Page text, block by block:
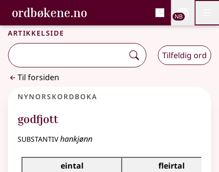
Gå til hovedinnhold
Tilgjengelighet
ordbøkene.no, Bokmålsordboka og
Bokmålsordboka og Nynorskordboka
NB
Artikkelside
Tilfeldig ord
Til forsiden
Nynorskordboka
godfjott
substantivhankjønn
Bøyningstabell for dette substantivet
eintal
fleirtal